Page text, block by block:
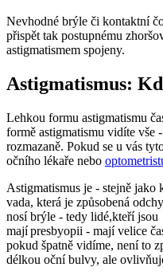
Nevhodné brýle či kontaktní
přispět tak postupnému
astigmatismem spojeny.
Astigmatismus:
Lehkou formu astigmatismu
formě astigmatismu vidíte vše
rozmazaně. Pokud se u vás
očního lékaře nebo
Astigmatismus je - stejně jako
vada, která je způsobená
nosí brýle - tedy lidé,kteří
mají presbyopii - mají velice
pokud špatně vidíme, není to
délkou oční bulvy, ale